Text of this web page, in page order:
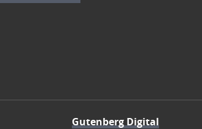
Gutenberg Digital